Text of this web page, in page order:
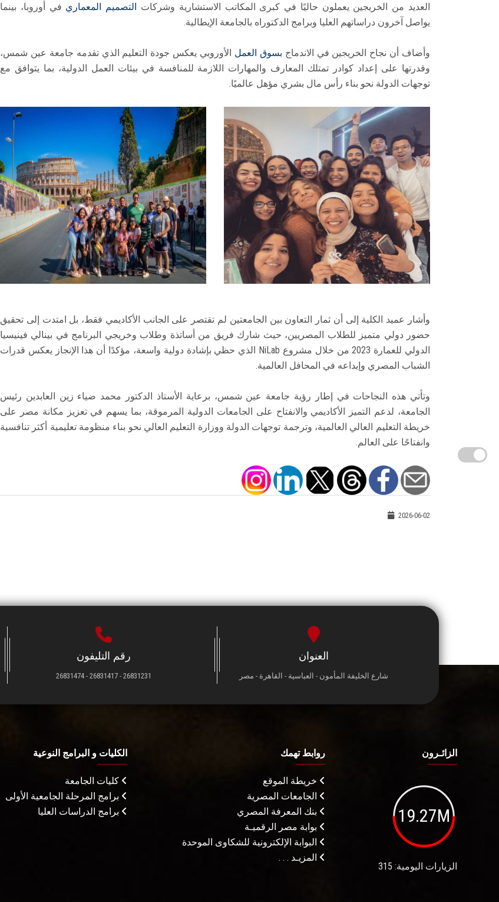
العديد من الخريجين يعملون حاليًا في كبرى المكاتب الاستشارية وشركات التصميم المعماري في أوروبا، بينما
يواصل آخرون دراساتهم العليا وبرامج الدكتوراه بالجامعة الإيطالية.
وأضاف أن نجاح الخريجين في الاندماج بسوق العمل الأوروبي يعكس جودة التعليم الذي تقدمه جامعة عين شمس،
وقدرتها على إعداد كوادر تمتلك المعارف والمهارات اللازمة للمنافسة في بيئات العمل الدولية، بما يتوافق مع
توجهات الدولة نحو بناء رأس مال بشري مؤهل عالميًا.
وأشار عميد الكلية إلى أن ثمار التعاون بين الجامعتين لم تقتصر على الجانب الأكاديمي فقط، بل امتدت إلى تحقيق
حضور دولي متميز للطلاب المصريين، حيث شارك فريق من أساتذة وطلاب وخريجي البرنامج في بينالي فينيسيا
الدولي للعمارة 2023 من خلال مشروع NiLab الذي حظي بإشادة دولية واسعة، مؤكدًا أن هذا الإنجاز يعكس قدرات
الشباب المصري وإبداعه في المحافل العالمية.
وتأتي هذه النجاحات في إطار رؤية جامعة عين شمس، برعاية الأستاذ الدكتور محمد ضياء زين العابدين رئيس
الجامعة، لدعم التميز الأكاديمي والانفتاح على الجامعات الدولية المرموقة، بما يسهم في تعزيز مكانة مصر على
خريطة التعليم العالي العالمية، وترجمة توجهات الدولة ووزارة التعليم العالي نحو بناء منظومة تعليمية أكثر تنافسية
وانفتاحًا على العالم.
2026-06-02
العنوان
شارع الخليفة المأمون - العباسية - القاهرة - مصر
رقم التليفون
26831231 - 26831417 - 26831474
الزائـرون
19.27M
الزيارات اليومية: 315
روابط تهمك
خريطة الموقع
الجامعات المصرية
بنك المعرفة المصري
بوابة مصر الرقميـة
البوابة الإلكترونية للشكاوى الموحدة
المزيـد . . .
الكليات و البرامج النوعية
كليات الجامعة
برامج المرحلة الجامعية الأولى
برامج الدراسات العليا